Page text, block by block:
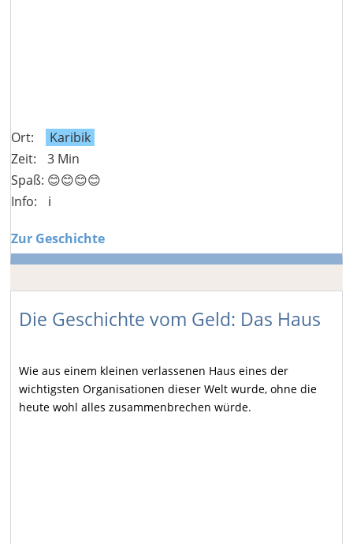
Ort:
Karibik
Zeit:
3 Min
Spaß: 😊😊😊😊
Info:
ℹ️
Zur Geschichte
Die Geschichte vom Geld: Das Haus
Wie aus einem kleinen verlassenen Haus eines der
wichtigsten Organisationen dieser Welt wurde, ohne die
heute wohl alles zusammenbrechen würde.